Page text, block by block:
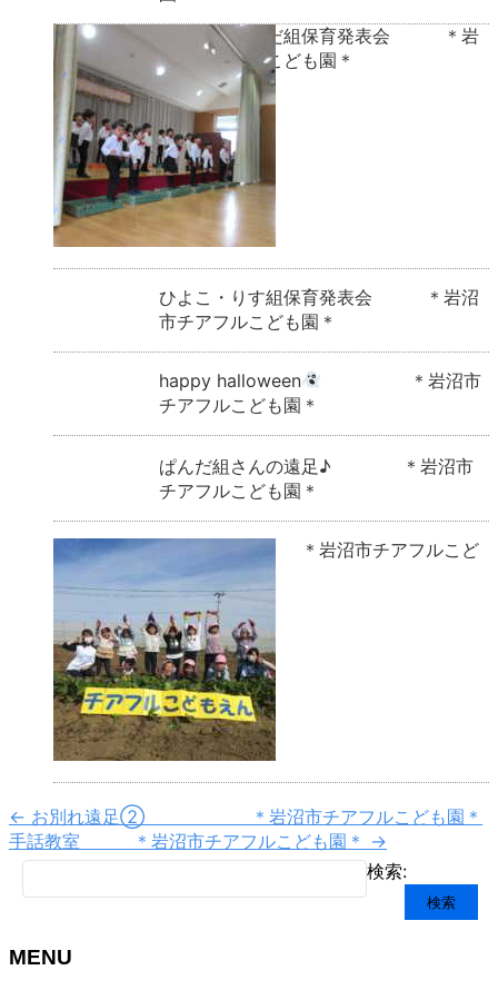
うさぎ・ぱんだ組保育発表会 ＊岩
沼市チアフルこども園＊
ひよこ・りす組保育発表会 ＊岩沼
市チアフルこども園＊
happy halloween
＊岩沼市
チアフルこども園＊
ぱんだ組さんの遠足♪ ＊岩沼市
チアフルこども園＊
お芋！！ ＊岩沼市チアフルこど
も園＊
← お別れ遠足② ＊岩沼市チアフルこども園＊
手話教室 ＊岩沼市チアフルこども園＊ →
検索:
MENU